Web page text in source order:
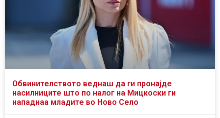
Обвинителството веднаш да ги пронајде
насилниците што по налог на Мицкоски ги
нападнаа младите во Ново Село